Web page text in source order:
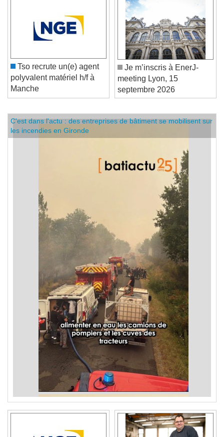
Tso recrute un(e) agent
polyvalent matériel h/f à
Manche
Je m’inscris à EnerJ-
meeting Lyon, 15
septembre 2026
C'est dans l'actu : des entreprises de bâtiment se mobilisent sur
les incendies en Gironde